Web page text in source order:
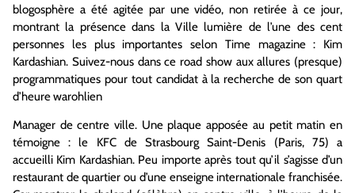
blogosphère a été agitée par une vidéo, non retirée à ce jour,
montrant la présence dans la Ville lumière de l’une des cent
personnes les plus importantes selon Time magazine : Kim
Kardashian. Suivez-nous dans ce road show aux allures (presque)
programmatiques pour tout candidat à la recherche de son quart
d’heure warohlien
Manager de centre ville. Une plaque apposée au petit matin en
témoigne : le KFC de Strasbourg Saint-Denis (Paris, 75) a
accueilli Kim Kardashian. Peu importe après tout qu’il s’agisse d’un
restaurant de quartier ou d’une enseigne internationale franchisée.